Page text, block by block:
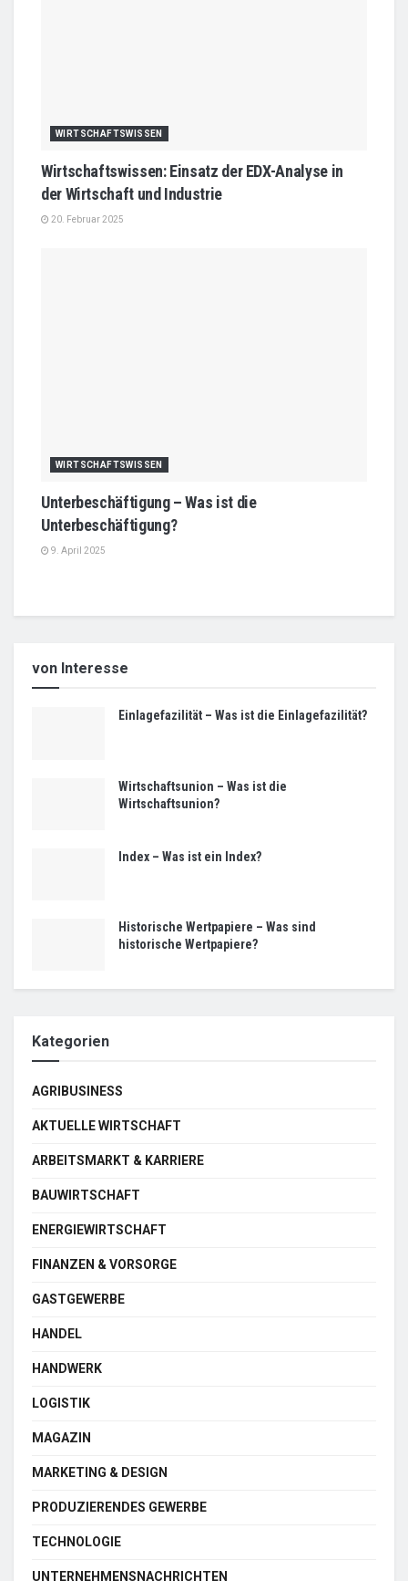
WIRTSCHAFTSWISSEN
Wirtschaftswissen: Einsatz der EDX-Analyse in
der Wirtschaft und Industrie
20. Februar 2025
WIRTSCHAFTSWISSEN
Unterbeschäftigung – Was ist die
Unterbeschäftigung?
9. April 2025
von Interesse
Einlagefazilität – Was ist die Einlagefazilität?
Wirtschaftsunion – Was ist die
Wirtschaftsunion?
Index – Was ist ein Index?
Historische Wertpapiere – Was sind
historische Wertpapiere?
Kategorien
AGRIBUSINESS
AKTUELLE WIRTSCHAFT
ARBEITSMARKT & KARRIERE
BAUWIRTSCHAFT
ENERGIEWIRTSCHAFT
FINANZEN & VORSORGE
GASTGEWERBE
HANDEL
HANDWERK
LOGISTIK
MAGAZIN
MARKETING & DESIGN
PRODUZIERENDES GEWERBE
TECHNOLOGIE
UNTERNEHMENSNACHRICHTEN